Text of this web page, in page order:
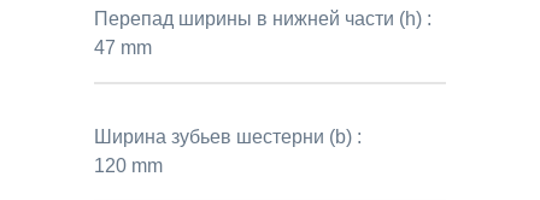
Перепад ширины в нижней части (h) :
47 mm
Ширина зубьев шестерни (b) :
120 mm